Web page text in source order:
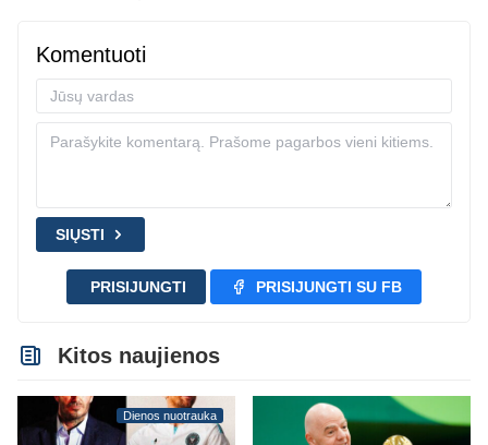
Komentuoti
SIŲSTI
PRISIJUNGTI PRISIJUNGTI SU FB
Kitos naujienos
Dienos nuotrauka